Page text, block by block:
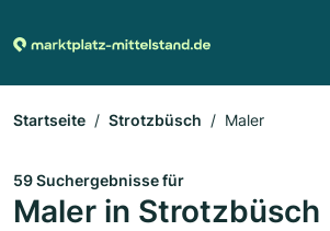
Startseite Strotzbüsch Maler
59 Suchergebnisse für
Maler in Strotzbüsch